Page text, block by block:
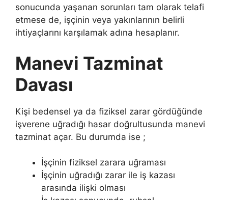
sonucunda yaşanan sorunları tam olarak telafi
etmese de, işçinin veya yakınlarının belirli
ihtiyaçlarını karşılamak adına hesaplanır.
Manevi Tazminat
Davası
Kişi bedensel ya da fiziksel zarar gördüğünde
işverene uğradığı hasar doğrultusunda manevi
tazminat açar. Bu durumda ise ;
İşçinin fiziksel zarara uğraması
İşçinin uğradığı zarar ile iş kazası
arasında ilişki olması